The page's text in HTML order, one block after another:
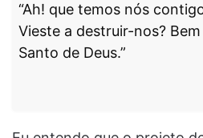
“Ah! que temos nós
Vieste a destruir-nos?
Santo de Deus.”